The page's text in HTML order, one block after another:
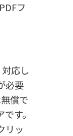
フ
応し
必要
償で
す。
リッ